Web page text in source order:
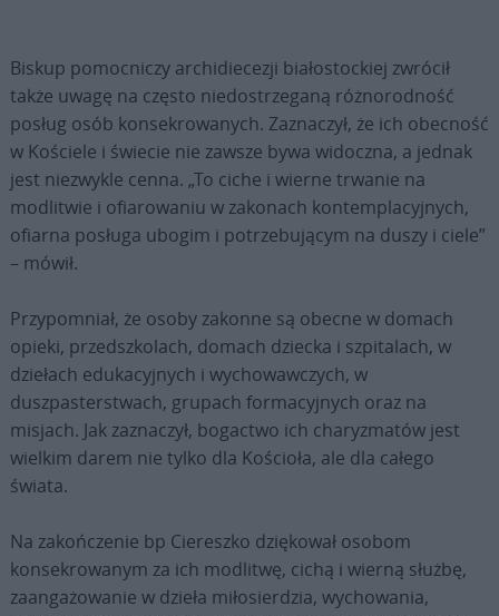
Biskup pomocniczy archidiecezji białostockiej zwrócił
także uwagę na często niedostrzeganą różnorodność
posług osób konsekrowanych. Zaznaczył, że ich obecność
w Kościele i świecie nie zawsze bywa widoczna, a jednak
jest niezwykle cenna. „To ciche i wierne trwanie na
modlitwie i ofiarowaniu w zakonach kontemplacyjnych,
ofiarna posługa ubogim i potrzebującym na duszy i ciele”
– mówił.
Przypomniał, że osoby zakonne są obecne w domach
opieki, przedszkolach, domach dziecka i szpitalach, w
dziełach edukacyjnych i wychowawczych, w
duszpasterstwach, grupach formacyjnych oraz na
misjach. Jak zaznaczył, bogactwo ich charyzmatów jest
wielkim darem nie tylko dla Kościoła, ale dla całego
świata.
Na zakończenie bp Ciereszko dziękował osobom
konsekrowanym za ich modlitwę, cichą i wierną służbę,
zaangażowanie w dzieła miłosierdzia, wychowania,